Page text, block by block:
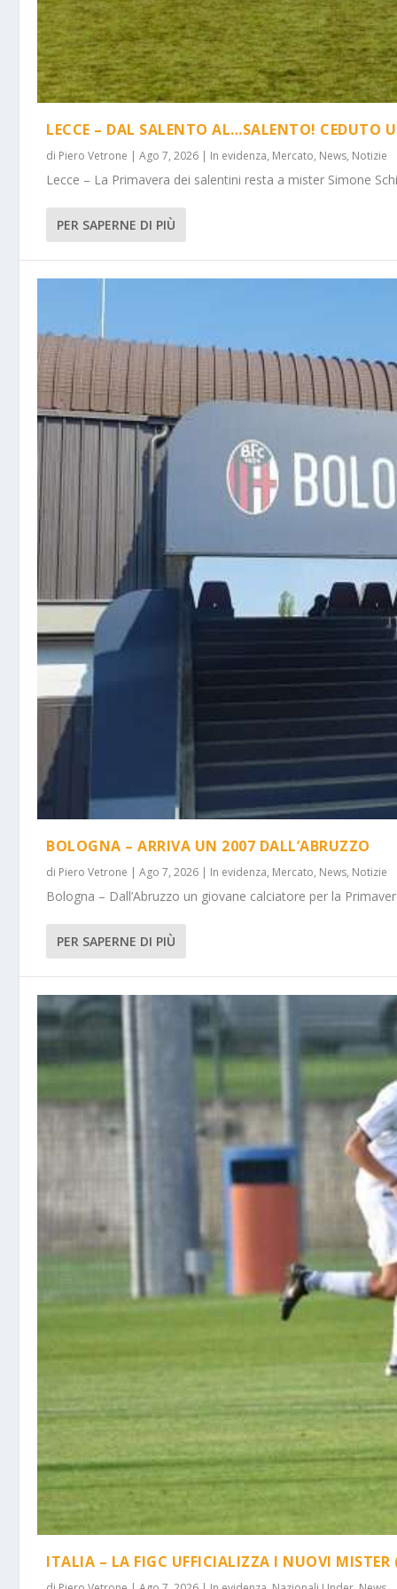
LECCE – DAL SALENTO AL…SALENTO! CEDUTO
di Piero Vetrone |Ago 7, 2026 | In evidenza, Mercato, News, Notizie
Lecce – La Primavera dei salentini resta a mister Simone
PER SAPERNE DI PIÙ
BOLOGNA – ARRIVA UN 2007 DALL’ABRUZZO
di Piero Vetrone |Ago 7, 2026 | In evidenza, Mercato, News, Notizie
Bologna – Dall’Abruzzo un giovane calciatore per la
PER SAPERNE DI PIÙ
ITALIA – LA FIGC UFFICIALIZZA I NUOVI MISTER